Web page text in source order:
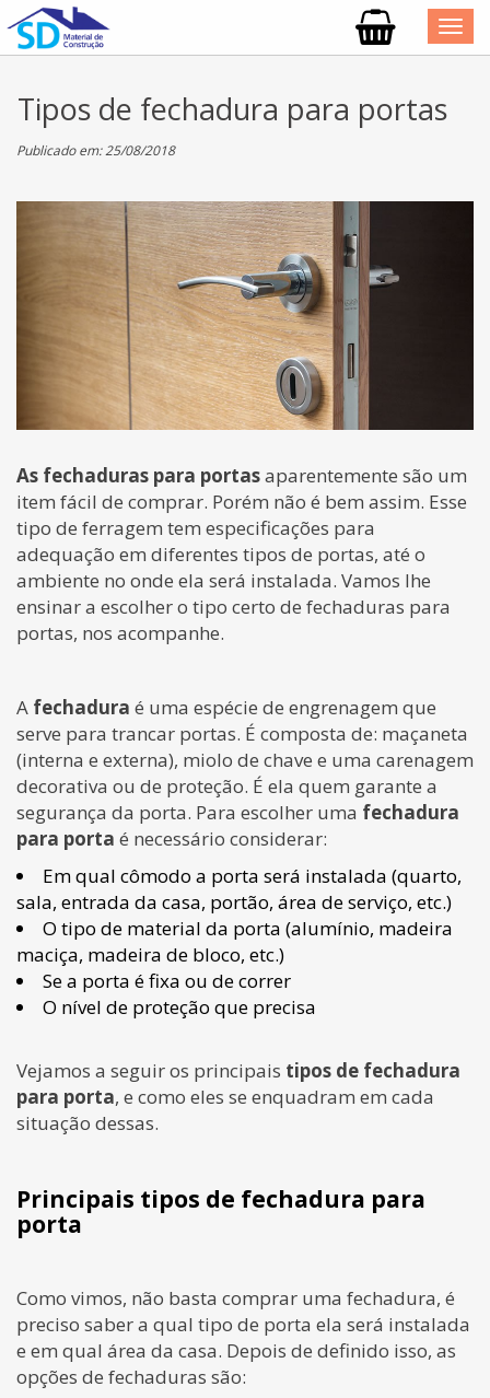
T
o
n
Tipos de fechadura para portas
Publicado em: 25/08/2018
As fechaduras para portasaparentemente são um
item fácil de comprar. Porém não é bem assim. Esse
tipo de ferragem tem especificações para
adequação em diferentes tipos de portas, até o
ambiente no onde ela será instalada. Vamos lhe
ensinar a escolher o tipo certo de fechaduras para
portas, nos acompanhe.
A fechadura é uma espécie de engrenagem que
serve para trancar portas. É composta de: maçaneta
(interna e externa), miolo de chave e uma carenagem
decorativa ou de proteção. É ela quem garante a
segurança da porta. Para escolher uma fechadura
para porta é necessário considerar:
Em qual cômodo a porta será instalada (quarto,
sala, entrada da casa, portão, área de serviço, etc.)
O tipo de material da porta (alumínio, madeira
maciça, madeira de bloco, etc.)
Se a porta é fixa ou de correr
O nível de proteção que precisa
Vejamos a seguir os principais tipos de fechadura
para porta, e como eles se enquadram em cada
situação dessas.
Principais tipos de fechadura para
porta
Como vimos, não basta comprar uma fechadura, é
preciso saber a qual tipo de porta ela será instalada
e em qual área da casa. Depois de definido isso, as
opções de fechaduras são: